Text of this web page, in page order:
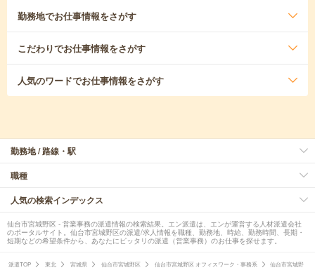
勤務地でお仕事情報をさがす
こだわりでお仕事情報をさがす
人気のワードでお仕事情報をさがす
勤務地 / 路線・駅
職種
人気の検索インデックス
仙台市宮城野区 - 営業事務の派遣情報の検索結果。エン派遣は、エンが運営する人材派遣会社
のポータルサイト。仙台市宮城野区の派遣/求人情報を職種、勤務地、時給、勤務時間、長期・
短期などの希望条件から、あなたにピッタリの派遣（営業事務）のお仕事を探せます。
派遣TOP 東北 宮城県 仙台市宮城野区 仙台市宮城野区 オフィスワーク・事務系 仙台市宮城野